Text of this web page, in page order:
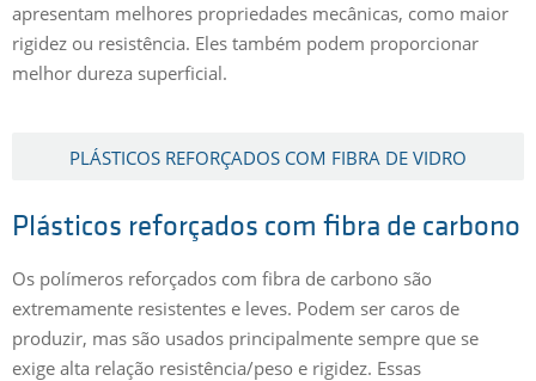
apresentam melhores propriedades mecânicas, como maior
rigidez ou resistência. Eles também podem proporcionar
melhor dureza superficial.
PLÁSTICOS REFORÇADOS COM FIBRA DE VIDRO
Plásticos reforçados com fibra de carbono
Os polímeros reforçados com fibra de carbono são
extremamente resistentes e leves. Podem ser caros de
produzir, mas são usados principalmente sempre que se
exige alta relação resistência/peso e rigidez. Essas